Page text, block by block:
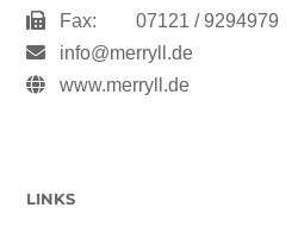
Fax:
07121 / 9294979
info@merryll.de
www.merryll.de
LINKS